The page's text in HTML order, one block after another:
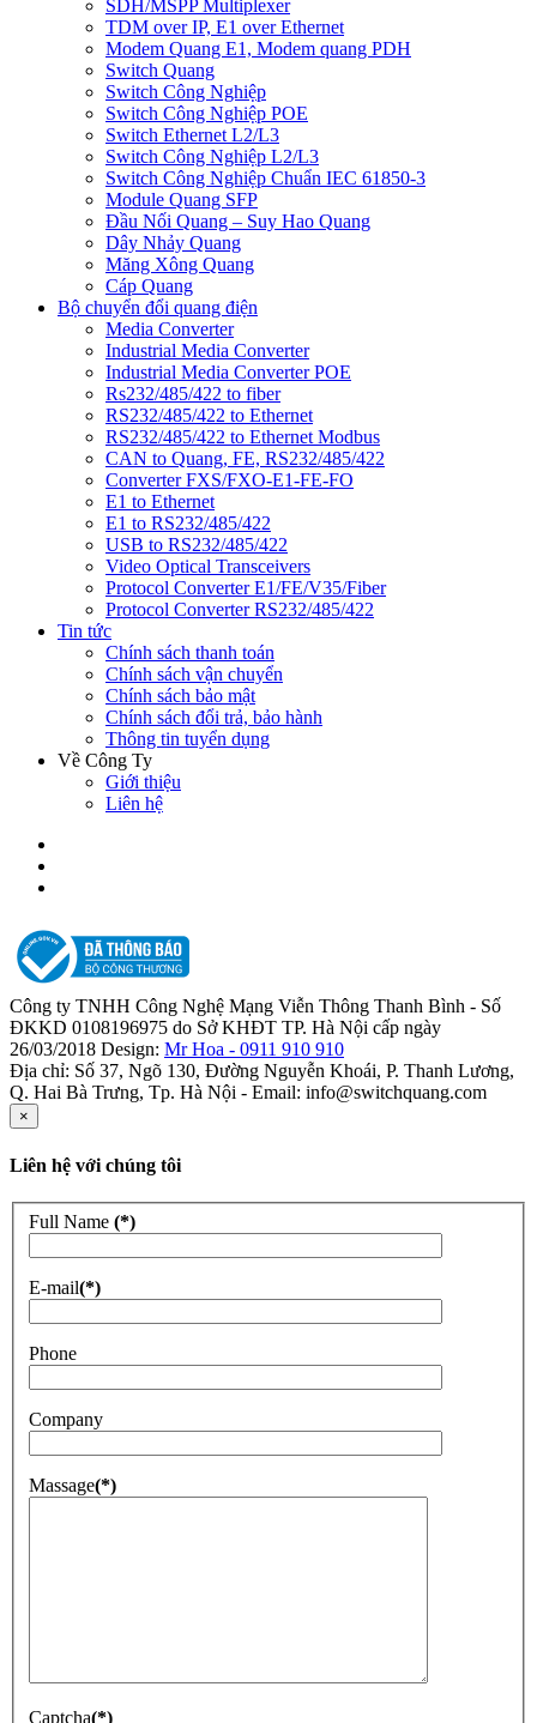
SDH/MSPP Multiplexer
TDM over IP, E1 over Ethernet
Modem Quang E1, Modem quang PDH
Switch Quang
Switch Công Nghiệp
Switch Công Nghiệp POE
Switch Ethernet L2/L3
Switch Công Nghiệp L2/L3
Switch Công Nghiệp Chuẩn IEC 61850-3
Module Quang SFP
Đầu Nối Quang – Suy Hao Quang
Dây Nhảy Quang
Măng Xông Quang
Cáp Quang
Bộ chuyển đổi quang điện
Media Converter
Industrial Media Converter
Industrial Media Converter POE
Rs232/485/422 to fiber
RS232/485/422 to Ethernet
RS232/485/422 to Ethernet Modbus
CAN to Quang, FE, RS232/485/422
Converter FXS/FXO-E1-FE-FO
E1 to Ethernet
E1 to RS232/485/422
USB to RS232/485/422
Video Optical Transceivers
Protocol Converter E1/FE/V35/Fiber
Protocol Converter RS232/485/422
Tin tức
Chính sách thanh toán
Chính sách vận chuyển
Chính sách bảo mật
Chính sách đổi trả, bảo hành
Thông tin tuyển dụng
Về Công Ty
Giới thiệu
Liên hệ
Công ty TNHH Công Nghệ Mạng Viễn Thông Thanh Bình - Số
ĐKKD 0108196975 do Sở KHĐT TP. Hà Nội cấp ngày
26/03/2018 Design: Mr Hoa - 0911 910 910
Địa chỉ: Số 37, Ngõ 130, Đường Nguyễn Khoái, P. Thanh Lương,
Q. Hai Bà Trưng, Tp. Hà Nội - Email: info@switchquang.com
×
Liên hệ với chúng tôi
Full Name (*)
E-mail(*)
Phone
Company
Massage(*)
Captcha(*)